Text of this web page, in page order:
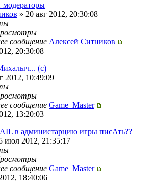
модераторы
» 20 авг 2012, 20:30:08
сообщение Алексей Ситников
20:30:08
(с)
2012, 10:49:09
сообщение Game_Master
13:20:03
в администарцию игры писАть??
июл 2012, 21:35:17
сообщение Game_Master
18:40:06